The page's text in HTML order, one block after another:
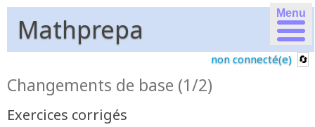
Menu
Mathprepa
non connecté(e)
Changements de base (1/2)
Exercices corrigés